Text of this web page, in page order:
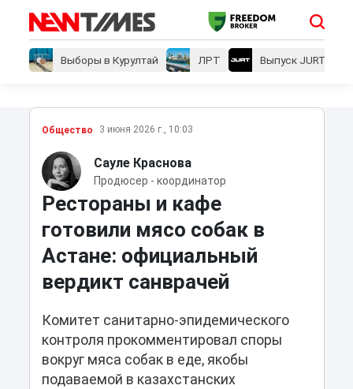
Выборы в Курултай ЛРТ Выпуск JURT
Общество 3 июня 2026 г., 10:03
Сауле Краснова
Продюсер - координатор
Рестораны и кафе
готовили мясо собак в
Астане: официальный
вердикт санврачей
Комитет санитарно-эпидемического
контроля прокомментировал споры
вокруг мяса собак в еде, якобы
подаваемой в казахстанских